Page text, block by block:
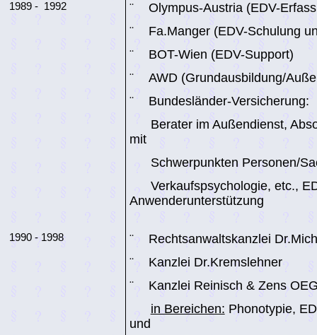
1989 - 1992 ¨ Olympus-Austria(EDV-
¨
Fa.Manger(EDV-Schulung
¨
BOT-Wien (EDV-Support)
¨
AWD (Grundausbildung/
¨
Bundesländer-Versicherung:
Berater im Außendienst,
mit
Schwerpunkten Personen/
Verkaufspsychologie, etc.,
Anwenderunterstützung
1990 - 1998 ¨ Rechtsanwaltskanzlei
¨
Kanzlei Dr.Kremslehner
¨
Kanzlei Reinisch & Zens
in Bereichen: Phonotypie,
und